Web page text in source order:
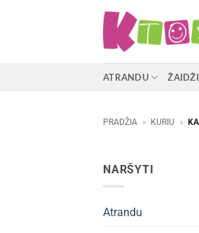
ATRANDU
PRADŽIA » KURIU »
NARŠYTI
Atrandu